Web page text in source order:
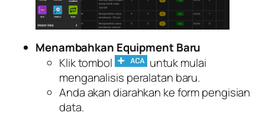
Menambahkan Equipment Baru
Klik tombol
untuk mulai
menganalisis peralatan baru.
Anda akan diarahkan ke form pengisian
data.